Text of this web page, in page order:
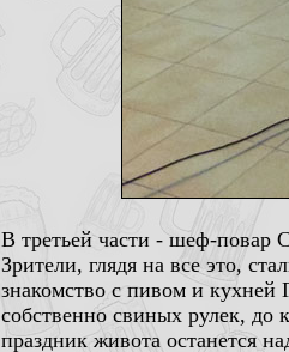
В третьей части - шеф-повар
Зрители, глядя на все это,
знакомство с пивом и
собственно свиных рулек,
праздник живота останется